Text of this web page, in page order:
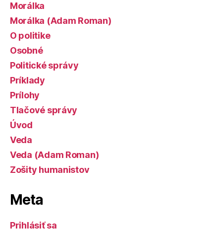
Morálka
Morálka (Adam Roman)
O politike
Osobné
Politické správy
Príklady
Prílohy
Tlačové správy
Úvod
Veda
Veda (Adam Roman)
Zošity humanistov
Meta
Prihlásiť sa